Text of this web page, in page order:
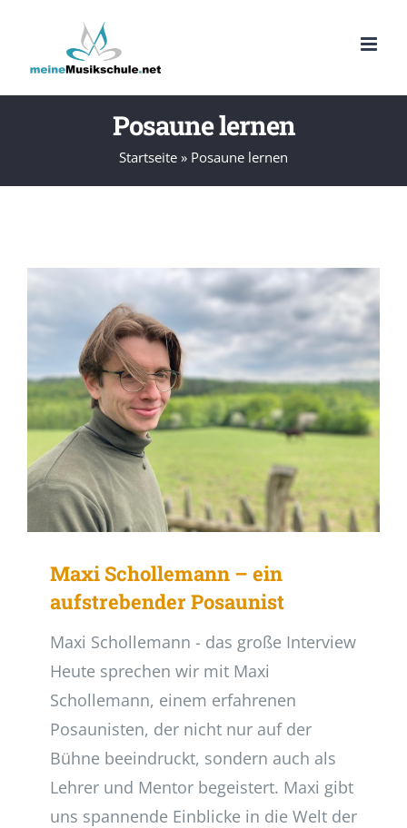
springen
Posaune lernen
Startseite » Posaune lernen
Maxi Schollemann – ein
aufstrebender Posaunist
Maxi Schollemann - das große Interview
Heute sprechen wir mit Maxi
Schollemann, einem erfahrenen
Posaunisten, der nicht nur auf der
Bühne beeindruckt, sondern auch als
Lehrer und Mentor begeistert. Maxi gibt
uns spannende Einblicke in die Welt der